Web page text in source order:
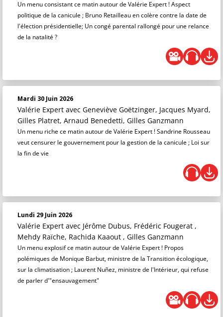
Un menu consistant ce matin autour de Valérie Expert ! Aspect
politique de la canicule ; Bruno Retailleau en colère contre la date de
l'élection présidentielle; Un congé parental rallongé pour une relance
de la natalité ?
Mardi 30 Juin 2026
Valérie Expert avec Geneviève Goëtzinger, Jacques Myard,
Gilles Platret, Arnaud Benedetti, Gilles Ganzmann
Un menu riche ce matin autour de Valérie Expert ! Sandrine Rousseau
veut censurer le gouvernement pour la gestion de la canicule ; Loi sur
la fin de vie
Lundi 29 Juin 2026
Valérie Expert avec Jérôme Dubus, Frédéric Fougerat ,
Mehdy Raïche, Rachida Kaaout , Gilles Ganzmann
Un menu explosif ce matin autour de Valérie Expert ! Propos
polémiques de Monique Barbut, ministre de la Transition écologique,
sur la climatisation ; Laurent Nuñez, ministre de l'Intérieur, qui refuse
de parler d'"ensauvagement"